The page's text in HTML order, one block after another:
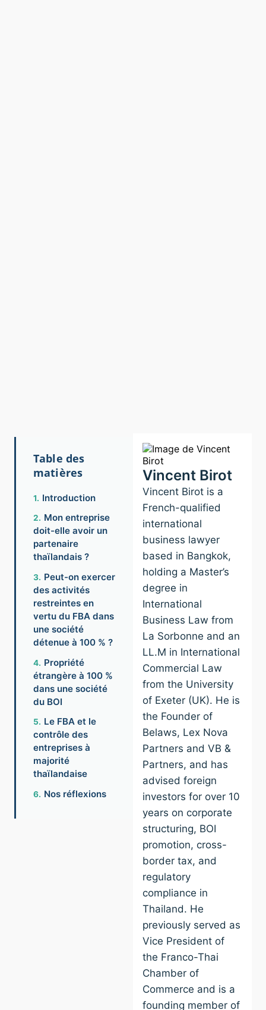
Table des
matières
Introduction
Mon entreprise
doit-elle avoir un
partenaire
thaïlandais ?
Peut-on exercer
des activités
restreintes en
vertu du FBA dans
une société
détenue à 100 % ?
Propriété
étrangère à 100 %
dans une société
du BOI
Le FBA et le
contrôle des
entreprises à
majorité
thaïlandaise
Nos réflexions
Vincent Birot
Vincent Birot is a
French-qualified
international
business lawyer
based in Bangkok,
holding a Master’s
degree in
International
Business Law from
La Sorbonne and an
LL.M in International
Commercial Law
from the University
of Exeter (UK). He is
the Founder of
Belaws, Lex Nova
Partners and VB &
Partners, and has
advised foreign
investors for over 10
years on corporate
structuring, BOI
promotion, cross-
border tax, and
regulatory
compliance in
Thailand. He
previously served as
Vice President of
the Franco-Thai
Chamber of
Commerce and is a
founding member of